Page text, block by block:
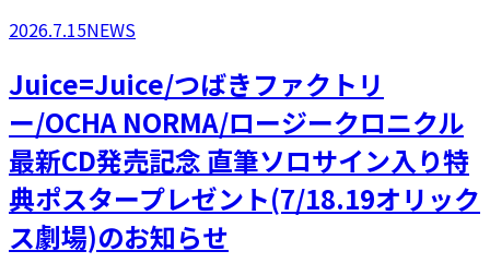
2026.7.15NEWS
Juice=Juice/つばきファクトリ
ー/OCHA NORMA/ロージークロニクル
最新CD発売記念 直筆ソロサイン入り特
典ポスタープレゼント(7/18.19オリック
ス劇場)のお知らせ